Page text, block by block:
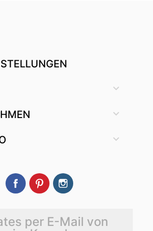



FacebookPinterest
per E-Mail von